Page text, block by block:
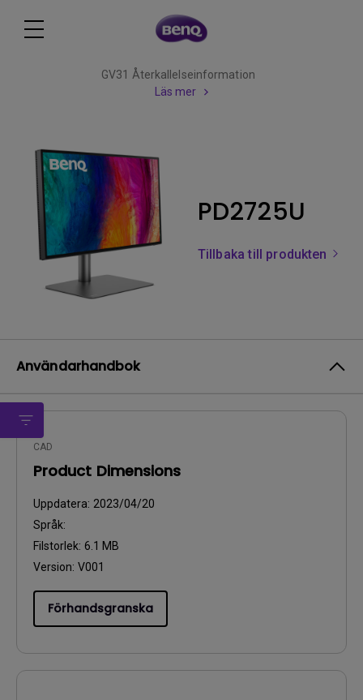
GV31 Återkallelseinformation
Läs mer
PD2725U
Tillbaka till produkten
Användarhandbok
CAD
Product Dimensions
Uppdatera: 2023/04/20
Språk:
Filstorlek: 6.1 MB
Version: V001
Förhandsgranska